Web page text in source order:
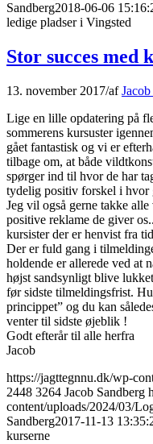
Sandberg2018-06-06
ledige pladser i Vingsted
Stor succes med
13. november 2017/af
Lige en lille opdatering på
sommerens kursuster
gået fantastisk og vi er
tilbage om, at både
spørger ind til hvor de har
tydelig positiv forskel i hvor
Jeg vil også gerne takke
positive reklame de giver
kursister der er henvist fra
Der er fuld gang i
holdende er allerede ved at
højst sandsynligt blive
før sidste tilmeldingsfrist.
princippet” og du kan
venter til sidste øjeblik !
Godt efterår til alle herfra
Jacob
https://jagttegnnu.dk/wp-
2448 3264 Jacob Sandberg
content/uploads/2024/03/
Sandberg2017-11-13
kurserne